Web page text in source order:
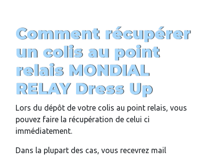
Comment récupérer
un colis au point
relais MONDIAL
RELAY Dress Up
Lors du dépôt de votre colis au point relais, vous
pouvez faire la récupération de celui ci
immédiatement.
Dans la plupart des cas, vous recevrez mail